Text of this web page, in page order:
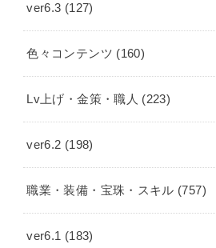
ver6.3 (127)
色々コンテンツ (160)
Lv上げ・金策・職人 (223)
ver6.2 (198)
職業・装備・宝珠・スキル (757)
ver6.1 (183)